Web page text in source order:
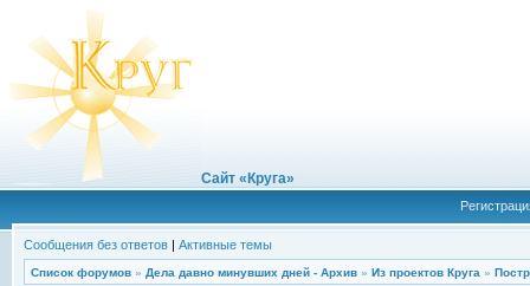
Сайт «Круга»
Сообщения без ответов | Активные темы
Список форумов » Дела давно минувших дней - Архив » Из проектов Круга »